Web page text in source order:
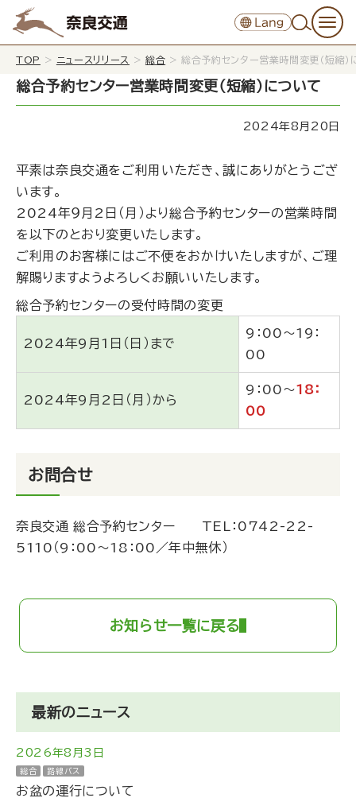
TOP > ニュースリリース > 総合 >総合予約センター営業時間変更（短縮）
総合予約センター営業時間変更（短縮）について
2024年8月20日
平素は奈良交通をご利用いただき、誠にありがとうござ
います。
2024年９月2日（月）より総合予約センターの営業時間
を以下のとおり変更いたします。
ご利用のお客様にはご不便をおかけいたしますが、ご理
解賜りますようよろしくお願いいたします。
総合予約センターの受付時間の変更
2024年9月1日（日）まで
9：00～19：
00
2024年9月2日（月）から
9：00～18：
00
お問合せ
奈良交通 総合予約センター TEL： 0742-22-
5110 （9：00～18：00／年中無休）
お知らせ一覧に戻る
最新のニュース
2026年8月3日
総合 路線バス
お盆の運行について